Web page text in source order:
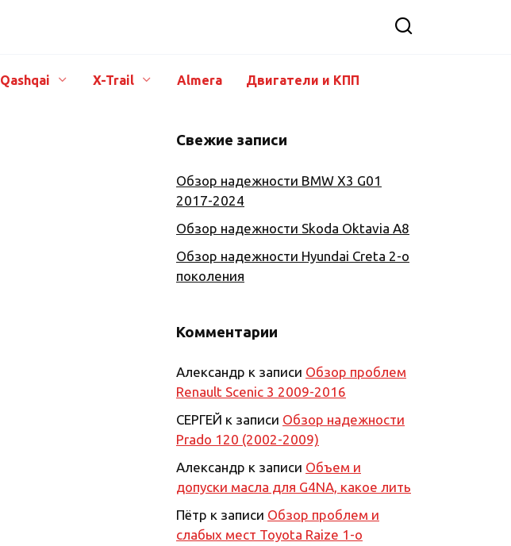
Qashqai X-Trail Almera Двигатели и КПП
Свежие записи
Обзор надежности BMW X3 G01
2017-2024
Обзор надежности Skoda Oktavia A8
Обзор надежности Hyundai Creta 2-о
поколения
Комментарии
Александр к записи Обзор проблем
Renault Scenic 3 2009-2016
СЕРГЕЙ к записи Обзор надежности
Prado 120 (2002-2009)
Александр к записи Объем и
допуски масла для G4NA, какое лить
Пётр к записи Обзор проблем и
слабых мест Toyota Raize 1-о